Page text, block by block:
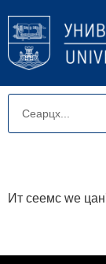
Ит сеемс wе